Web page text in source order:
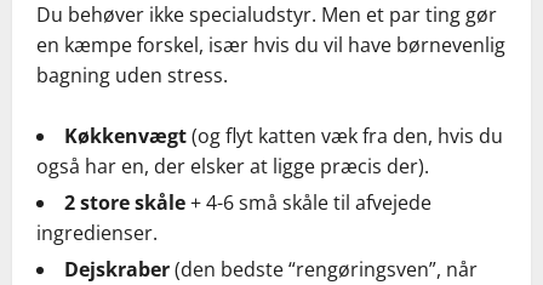
Du behøver ikke specialudstyr. Men et par ting gør
en kæmpe forskel, især hvis du vil have børnevenlig
bagning uden stress.
Køkkenvægt(og flyt katten væk fra den, hvis du
også har en, der elsker at ligge præcis der).
2 store skåle+ 4-6 små skåle til afvejede
ingredienser.
Dejskraber(den bedste “rengøringsven”, når